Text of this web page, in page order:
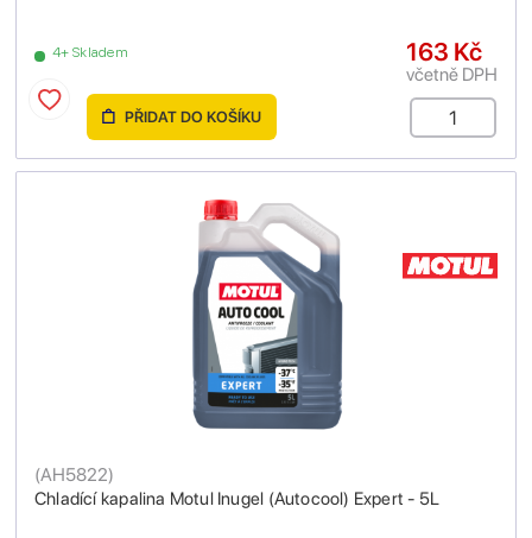
4+ Skladem 163 Kč
včetně DPH
PŘIDAT DO KOŠÍKU
Chladící kapalina Motul Inugel (Autocool) Expert - 5L
(AH5822)